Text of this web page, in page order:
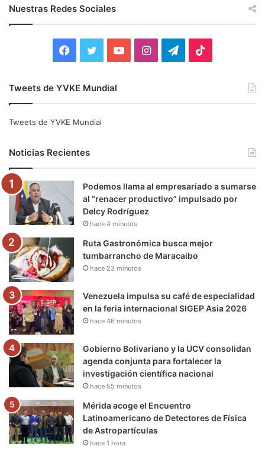
:
Nuestras Redes Sociales
e
o
k
t
e
r
b
e
I
g
r
m
r
a
k
Tweets de YVKE Mundial
Tweets de YVKE Mundial
Noticias Recientes
Podemos llama al empresariado a sumarse
al “renacer productivo” impulsado por
Delcy Rodríguez
hace 4 minutos
Ruta Gastronómica busca mejor
tumbarrancho de Maracaibo
hace 23 minutos
Venezuela impulsa su café de especialidad
en la feria internacional SIGEP Asia 2026
hace 46 minutos
Gobierno Bolivariano y la UCV consolidan
agenda conjunta para fortalecer la
investigación científica nacional
hace 55 minutos
Mérida acoge el Encuentro
Latinoamericano de Detectores de Física
de Astropartículas
hace 1 hora